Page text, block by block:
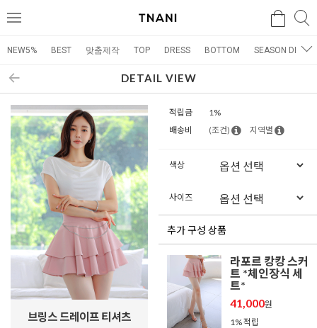
메
검색
NEW5% BEST 맞춤제작 TOP DRESS BOTTOM SEASON DRESS
DETAIL VIEW
브링스 드레이프 티셔츠
적립금
1%
배송비
(조건) 지역별
색상
사이즈
추가 구성 상품
라포르 캉캉 스커
트 *체인장식 세
트*
41,000원
1% 적립